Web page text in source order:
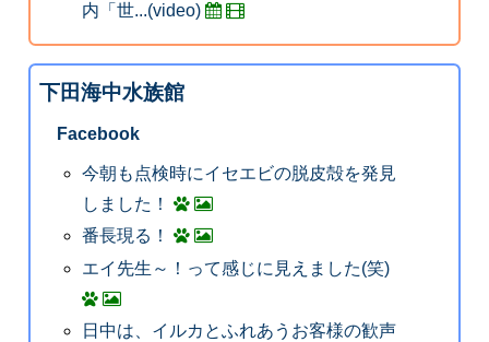
内「世...(video)
下田海中水族館
Facebook
今朝も点検時にイセエビの脱皮殻を発見
しました！
番長現る！
エイ先生～！って感じに見えました(笑)
日中は、イルカとふれあうお客様の歓声